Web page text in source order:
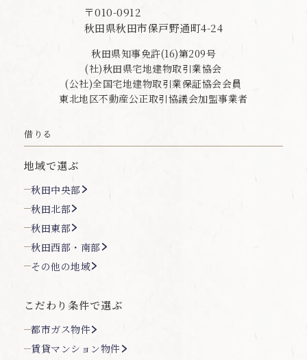
〒010-0912
秋田県秋田市保戸野通町4-24
秋田県知事免許(16)第209号
(社)秋田県宅地建物取引業協会
(公社)全国宅地建物取引業保証協会会員
東北地区不動産公正取引協議会加盟事業者
借りる
地域で選ぶ
秋田中央部
秋田北部
秋田東部
秋田西部・南部
その他の地域
こだわり条件で選ぶ
都市ガス物件
賃貸マンション物件